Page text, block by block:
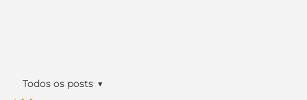
Todos os posts